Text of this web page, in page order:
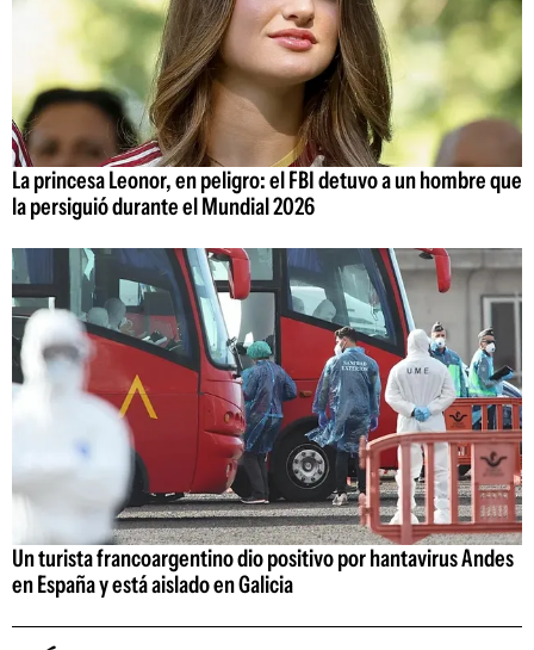
La princesa Leonor, en peligro: el FBI detuvo a un hombre que
la persiguió durante el Mundial 2026
Un turista francoargentino dio positivo por hantavirus Andes
en España y está aislado en Galicia